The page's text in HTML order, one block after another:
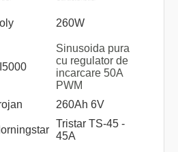
260W
Sinusoida pura
cu regulator de
incarcare 50A
PWM
260Ah 6V
Tristar TS-45 -
45A